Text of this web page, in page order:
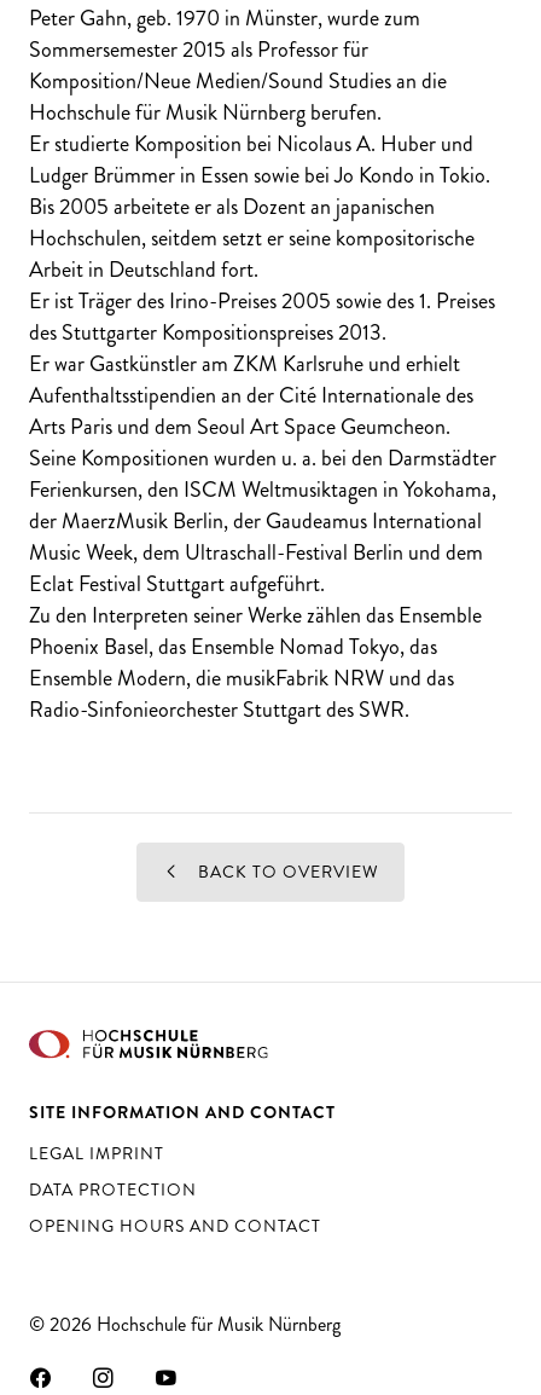
Peter Gahn, geb. 1970 in Münster, wurde zum
Sommersemester 2015 als Professor für
Komposition/Neue Medien/Sound Studies an die
Hochschule für Musik Nürnberg berufen.
Er studierte Komposition bei Nicolaus A. Huber und
Ludger Brümmer in Essen sowie bei Jo Kondo in Tokio.
Bis 2005 arbeitete er als Dozent an japanischen
Hochschulen, seitdem setzt er seine kompositorische
Arbeit in Deutschland fort.
Er ist Träger des Irino-Preises 2005 sowie des 1. Preises
des Stuttgarter Kompositionspreises 2013.
Er war Gastkünstler am ZKM Karlsruhe und erhielt
Aufenthaltsstipendien an der Cité Internationale des
Arts Paris und dem Seoul Art Space Geumcheon.
Seine Kompositionen wurden u. a. bei den Darmstädter
Ferienkursen, den ISCM Weltmusiktagen in Yokohama,
der MaerzMusik Berlin, der Gaudeamus International
Music Week, dem Ultraschall-Festival Berlin und dem
Eclat Festival Stuttgart aufgeführt.
Zu den Interpreten seiner Werke zählen das Ensemble
Phoenix Basel, das Ensemble Nomad Tokyo, das
Ensemble Modern, die musikFabrik NRW und das
Radio-Sinfonieorchester Stuttgart des SWR.
BACK TO OVERVIEW
SITE INFORMATION AND CONTACT
LEGAL IMPRINT
DATA PROTECTION
OPENING HOURS AND CONTACT
© 2026 Hochschule für Musik Nürnberg